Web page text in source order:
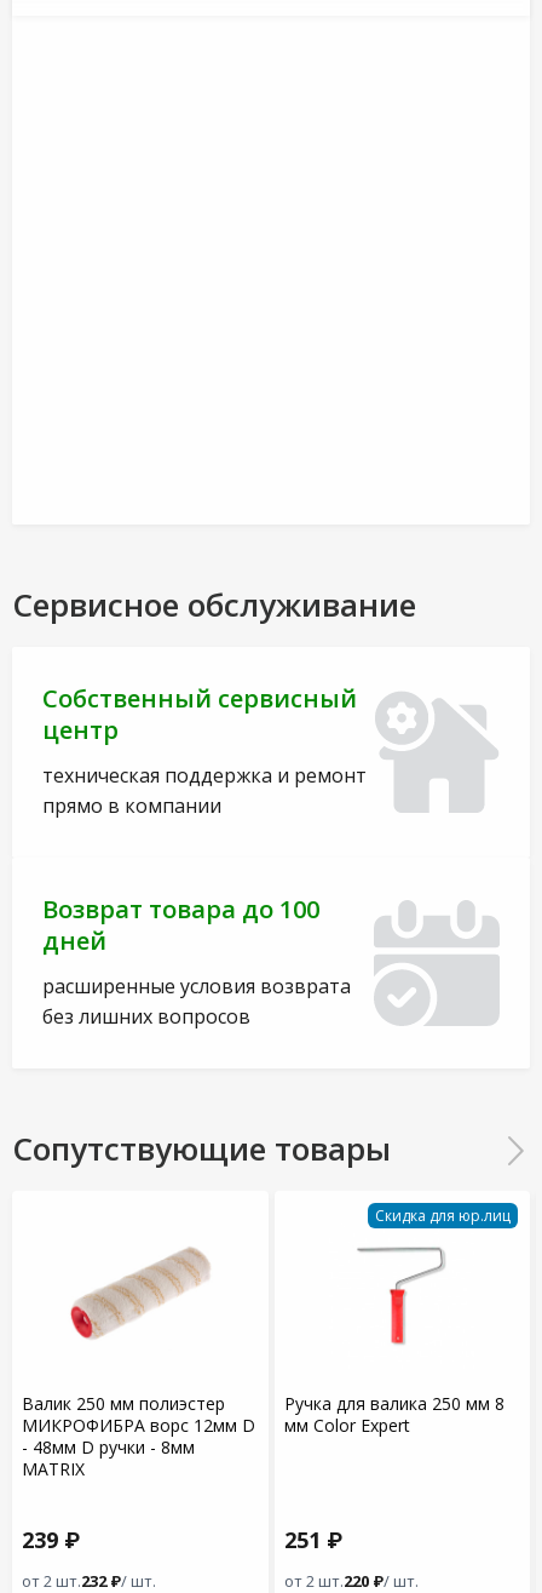
Сервисное обслуживание
Собственный сервисный
центр
техническая поддержка и ремонт
прямо в компании
Возврат товара до 100
дней
расширенные условия возврата
без лишних вопросов
Сопутствующие товары
Валик 250 мм полиэстер
МИКРОФИБРА ворс 12мм D
- 48мм D ручки - 8мм
MATRIX
239 ₽
от 2 шт.232 ₽/ шт.
Скидка для юр.лиц
Ручка для валика 250 мм 8
мм Color Expert
251 ₽
от 2 шт.220 ₽/ шт.